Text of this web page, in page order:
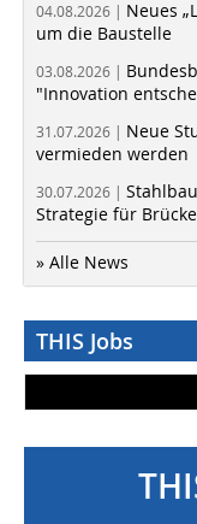
04.08.2026 | Neues
um die Baustelle
03.08.2026 |
"Innovation
31.07.2026 | Neue
vermieden werden
30.07.2026 |
Strategie für
» Alle News
THIS Jobs